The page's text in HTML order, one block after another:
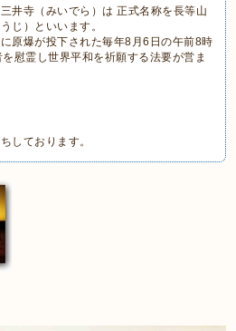
井寺（みいでら）は 正式名称を長等山
じ）といいます。
原爆が投下された毎年8月6日の午前8時
慰霊し世界平和を祈願する法要が営ま
しております。